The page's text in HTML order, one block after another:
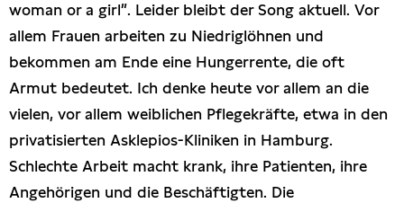
woman or a girl”. Leider bleibt der Song aktuell. Vor
allem Frauen arbeiten zu Niedriglöhnen und
bekommen am Ende eine Hungerrente, die oft
Armut bedeutet. Ich denke heute vor allem an die
vielen, vor allem weiblichen Pflegekräfte, etwa in den
privatisierten Asklepios-Kliniken in Hamburg.
Schlechte Arbeit macht krank, ihre Patienten, ihre
Angehörigen und die Beschäftigten. Die